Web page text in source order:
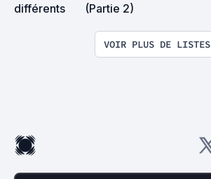
différents       (Partie 2)
VOIR PLUS DE LISTES